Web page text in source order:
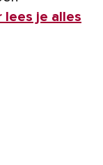
lees je alles